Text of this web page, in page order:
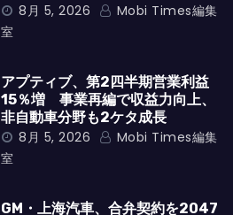
8月 5, 2026
Mobi Times編集
室
アプティブ、第2四半期営業利益
15％増 事業再編で収益力向上、
非自動車分野も2ケタ成長
8月 5, 2026
Mobi Times編集
室
GM・上海汽車、合弁契約を2047